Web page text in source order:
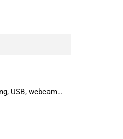
USB, webcam…